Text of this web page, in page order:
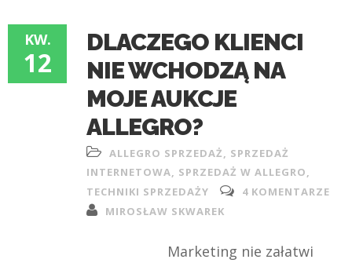
KW.
12
DLACZEGO KLIENCI
NIE WCHODZĄ NA
MOJE AUKCJE
ALLEGRO?
ALLEGRO SPRZEDAŻ, SPRZEDAŻ
INTERNETOWA, SPRZEDAŻ W ALLEGRO,
TECHNIKI SPRZEDAŻY
4 KOMENTARZE
MIROSŁAW SKWAREK
Marketing nie załatwi